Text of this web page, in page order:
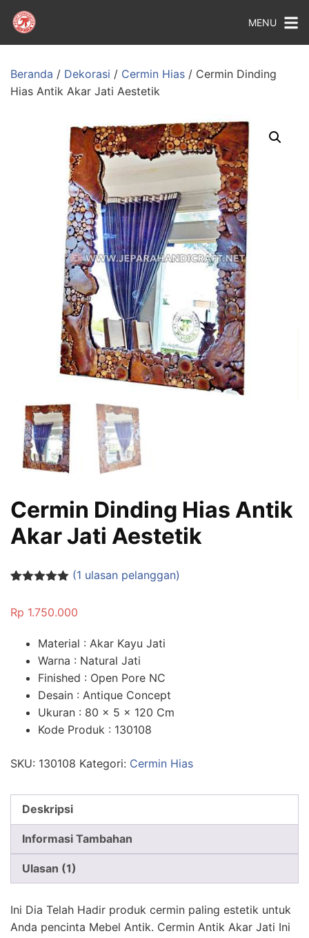
MENU
Beranda / Dekorasi / Cermin Hias / Cermin Dinding
Hias Antik Akar Jati Aestetik
Cermin Dinding Hias Antik
Akar Jati Aestetik
berdasarka
(1 ulasan pelanggan)
Rp 1.750.000
Material : Akar Kayu Jati
Warna : Natural Jati
Finished : Open Pore NC
Desain : Antique Concept
Ukuran : 80 x 5 x 120 Cm
Kode Produk : 130108
SKU: 130108 Kategori: Cermin Hias
Deskripsi
Informasi Tambahan
Ulasan (1)
Ini Dia Telah Hadir produk cermin paling estetik untuk
Anda pencinta Mebel Antik. Cermin Antik Akar Jati Ini